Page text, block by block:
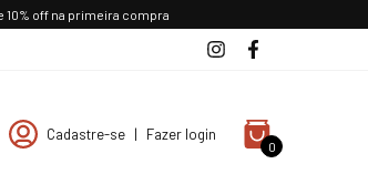
10% off na primeira compra
Cadastre-se | Fazer login
0